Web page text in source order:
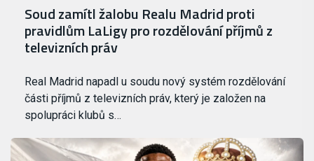
Soud zamítl žalobu Realu Madrid proti
pravidlům LaLigy pro rozdělování příjmů z
televizních práv
Real Madrid napadl u soudu nový systém rozdělování
části příjmů z televizních práv, který je založen na
spolupráci klubů s…